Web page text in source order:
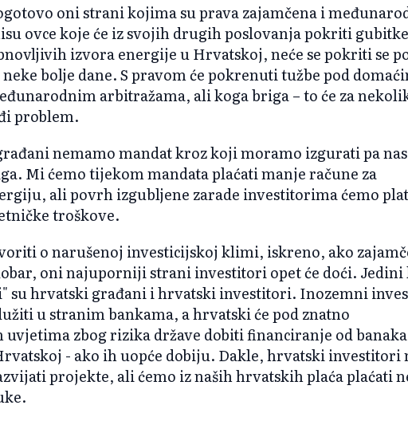
oni strani kojima su prava zajamčena i
ovce koje će iz svojih drugih poslovanja pokriti
izvora energije u Hrvatskoj, neće se pokriti se
bolje dane. S pravom će pokrenuti tužbe pod
arbitražama, ali koga briga – to će za
problem.
nemamo mandat kroz koji moramo izgurati pa nas
Mi ćemo tijekom mandata plaćati manje račune za
ali povrh izgubljene zarade investitorima ćemo
troškove.
o narušenoj investicijskoj klimi, iskreno, ako
oni najuporniji strani investitori opet će doći. Jedini
su hrvatski građani i hrvatski investitori. Inozemni
u stranim bankama, a hrvatski će pod znatno
zbog rizika države dobiti financiranje od
- ako ih uopće dobiju. Dakle, hrvatski investitori
projekte, ali ćemo iz naših hrvatskih plaća plaćati